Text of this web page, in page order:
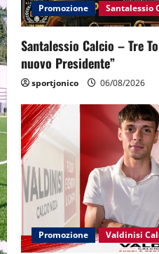
Promozione Santalessio
Santalessio Calcio – Tre
nuovo Presidente”
sportjonico 06/08/2026
Promozione Valdinisi